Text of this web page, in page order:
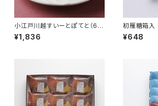
小江戸川越すいーとぽてと（6個
入）
¥1,836
初雁糖箱入
¥648